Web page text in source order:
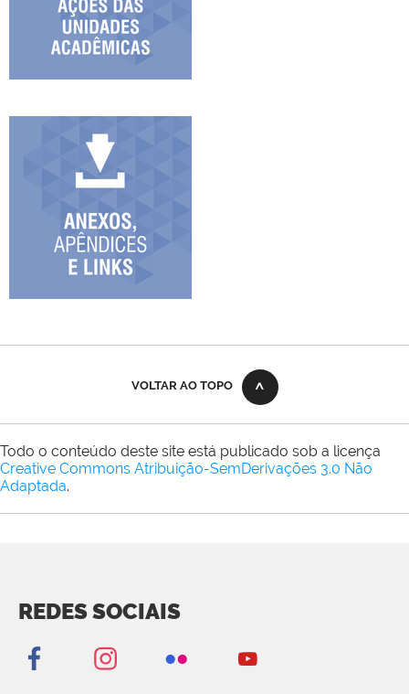
VOLTAR AO TOPO
Todo o conteúdo deste site está publicado sob a licença
Creative Commons Atribuição-SemDerivações 3.0 Não
Adaptada.
REDES SOCIAIS